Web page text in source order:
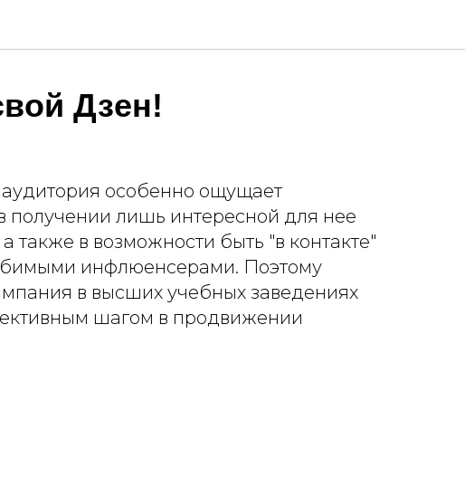
Дзен!
особенно ощущает
получении лишь интересной для нее
также в возможности быть "в контакте"
инфлюенсерами. Поэтому
в высших учебных заведениях
шагом в продвижении